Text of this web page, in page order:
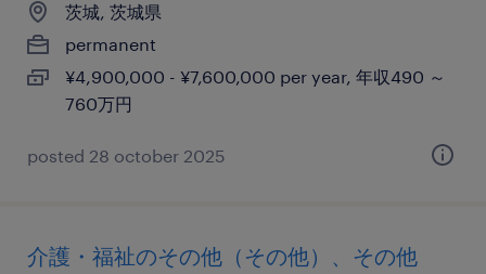
茨城, 茨城県
permanent
¥4,900,000 - ¥7,600,000 per year, 年収490 ～
760万円
posted 28 october 2025
介護・福祉のその他（その他）、その他